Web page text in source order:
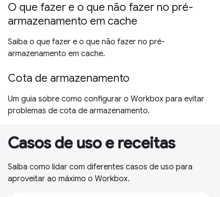
O que fazer e o que não fazer no pré-
armazenamento em cache
Saiba o que fazer e o que não fazer no pré-
armazenamento em cache.
Cota de armazenamento
Um guia sobre como configurar o Workbox para evitar
problemas de cota de armazenamento.
Casos de uso e receitas
Saiba como lidar com diferentes casos de uso para
aproveitar ao máximo o Workbox.